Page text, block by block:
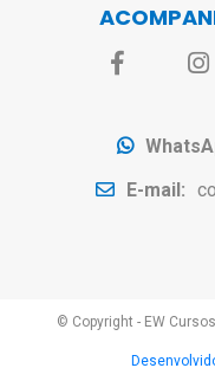
E-mail:
© Copyright - EW Cursos